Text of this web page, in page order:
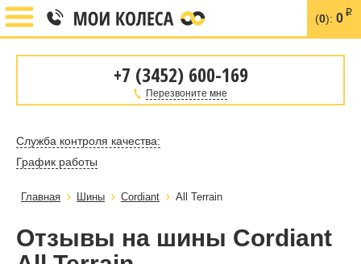
(0): 0 i
+7 (3452) 600-169
Перезвоните мне
Служба контроля качества:
График работы
Главная Шины Cordiant All Terrain
Отзывы на шины Cordiant